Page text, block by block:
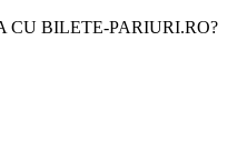
CU BILETE-PARIURI.RO?